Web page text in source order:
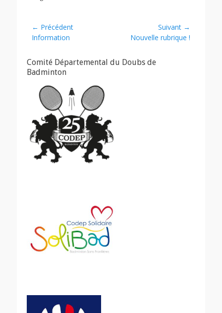
Navigation
de
← Précédent
Article
Information
Suivant →
Nouvelle rubrique !
Comité Départemental du Doubs de
Badminton